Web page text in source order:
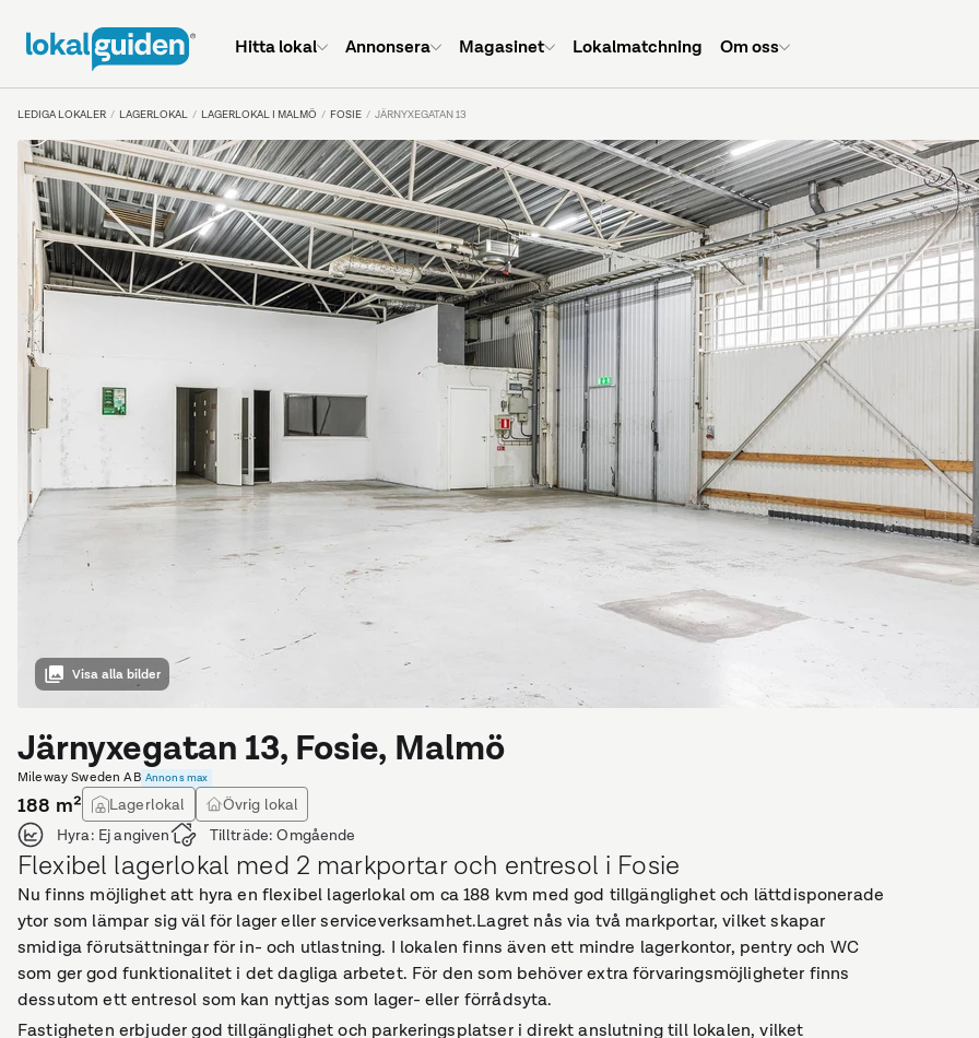
Hitta lokal Annonsera Magasinet Lokalmatchning Om oss
LEDIGA LOKALER LAGERLOKAL LAGERLOKAL I MALMÖ FOSIE JÄRNYXEGATAN 13
Visa alla bilder
Järnyxegatan 13, Fosie, Malmö
Mileway Sweden AB Annons max
188 m² Lagerlokal
Övrig lokal
Hyra: Ej angiven Tillträde:Omgående
Flexibel lagerlokal med 2 markportar och entresol i Fosie
Nu finns möjlighet att hyra en flexibel lagerlokal om ca 188 kvm med god tillgänglighet och lättdisponerade
ytor som lämpar sig väl för lager eller serviceverksamhet.Lagret nås via två markportar, vilket skapar
smidiga förutsättningar för in- och utlastning. I lokalen finns även ett mindre lagerkontor, pentry och WC
som ger god funktionalitet i det dagliga arbetet. För den som behöver extra förvaringsmöjligheter finns
dessutom ett entresol som kan nyttjas som lager- eller förrådsyta.
Fastigheten erbjuder god tillgänglighet och parkeringsplatser i direkt anslutning till lokalen, vilket